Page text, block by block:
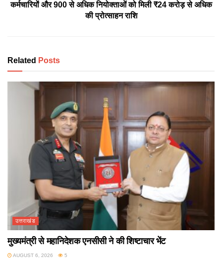
कर्मचारियों और 900 से अधिक नियोक्ताओं को मिली ₹24 करोड़ से अधिक
की प्रोत्साहन राशि
Related Posts
उत्तराखंड
मुख्यमंत्री से महानिदेशक एनसीसी ने की शिष्टाचार भेंट
AUGUST 6, 2026 5